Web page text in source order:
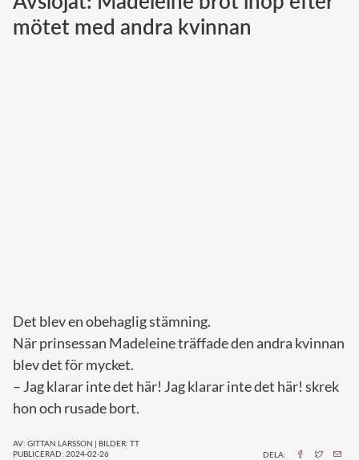
Norska kungahuset
mötet med andra kvinnan
Det blev en obehaglig stämning.
När prinsessan Madeleine träffade den andra kvinnan
blev det för mycket.
– Jag klarar inte det här! Jag klarar inte det här! skrek
hon och rusade bort.
AV: GITTAN LARSSON | BILDER: TT
PUBLICERAD: 2024-02-26
DELA: